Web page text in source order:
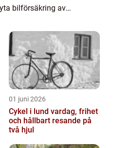
bilförsäkring av
01 juni 2026
Cykel i lund vardag, frihet
och hållbart resande på
två hjul